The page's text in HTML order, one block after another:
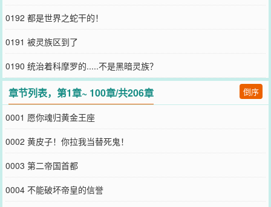
0192 都是世界之蛇干的！
0191 被灵族区到了
0190 统治着科摩罗的.....不是黑暗灵族？
章节列表，第1章~ 100章/共206章 倒序
0001 愿你魂归黄金王座
0002 黄皮子！你拉我当替死鬼！
0003 第二帝国首都
0004 不能破坏帝皇的信誉